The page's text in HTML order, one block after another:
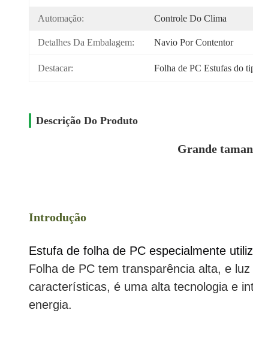
Automação: Controle Do Clima
Detalhes Da Embalagem: Navio Por Contentor
Destacar: Folha de PC Estufas do
Descrição Do Produto
Grande
Introdução
Estufa de folha de PC especialmente
Folha de PC tem transparência alta, e
características, é uma alta tecnologia e
energia.